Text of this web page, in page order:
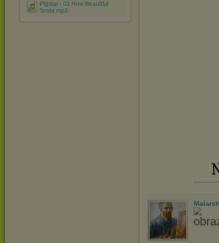
Pigstar - 02.How Beautiful
Smile.mp3